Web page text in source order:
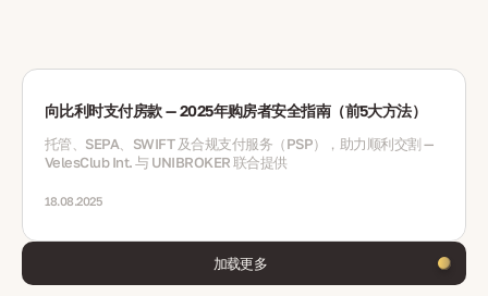
向比利时支付房款 — 2025年购房者安全指南（前5大方法）
托管、SEPA、SWIFT 及合规支付服务（PSP），助力顺利交割 —
VelesClub Int. 与 UNIBROKER 联合提供
18.08.2025
加载更多